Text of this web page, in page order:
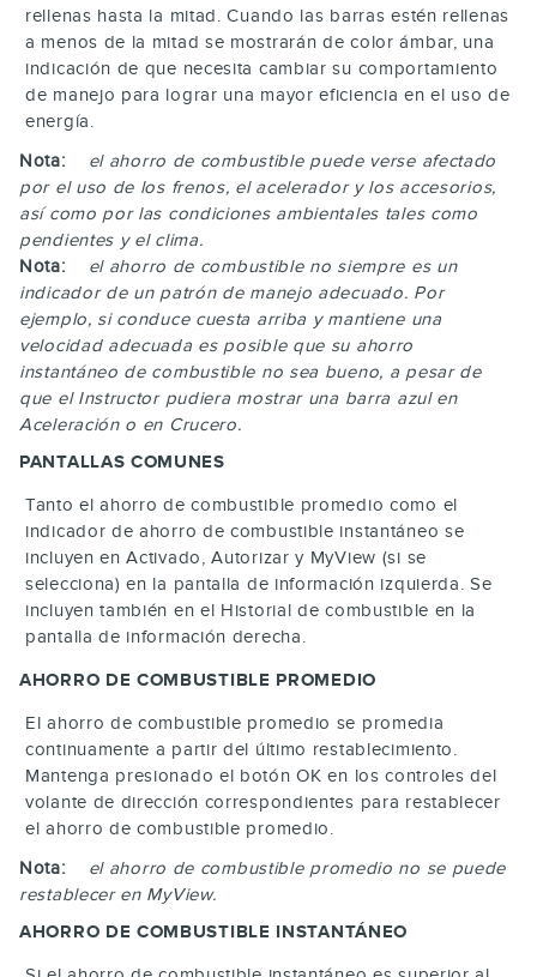
rellenas hasta la mitad. Cuando las barras estén rellenas
a menos de la mitad se mostrarán de color ámbar, una
indicación de que necesita cambiar su comportamiento
de manejo para lograr una mayor eficiencia en el uso de
energía.
Nota:
el ahorro de combustible puede verse afectado
por el uso de los frenos, el acelerador y los accesorios,
así como por las condiciones ambientales tales como
pendientes y el clima.
Nota:
el ahorro de combustible no siempre es un
indicador de un patrón de manejo adecuado. Por
ejemplo, si conduce cuesta arriba y mantiene una
velocidad adecuada es posible que su ahorro
instantáneo de combustible no sea bueno, a pesar de
que el Instructor pudiera mostrar una barra azul en
Aceleración o en Crucero.
PANTALLAS COMUNES
Tanto el ahorro de combustible promedio como el
indicador de ahorro de combustible instantáneo se
incluyen en Activado, Autorizar y MyView (si se
selecciona) en la pantalla de información izquierda. Se
incluyen también en el Historial de combustible en la
pantalla de información derecha.
AHORRO DE COMBUSTIBLE PROMEDIO
El ahorro de combustible promedio se promedia
continuamente a partir del último restablecimiento.
Mantenga presionado el botónOK en los controles del
volante de dirección correspondientes para restablecer
el ahorro de combustible promedio.
Nota:
el ahorro de combustible promedio no se puede
restablecer en MyView.
AHORRO DE COMBUSTIBLE INSTANTÁNEO